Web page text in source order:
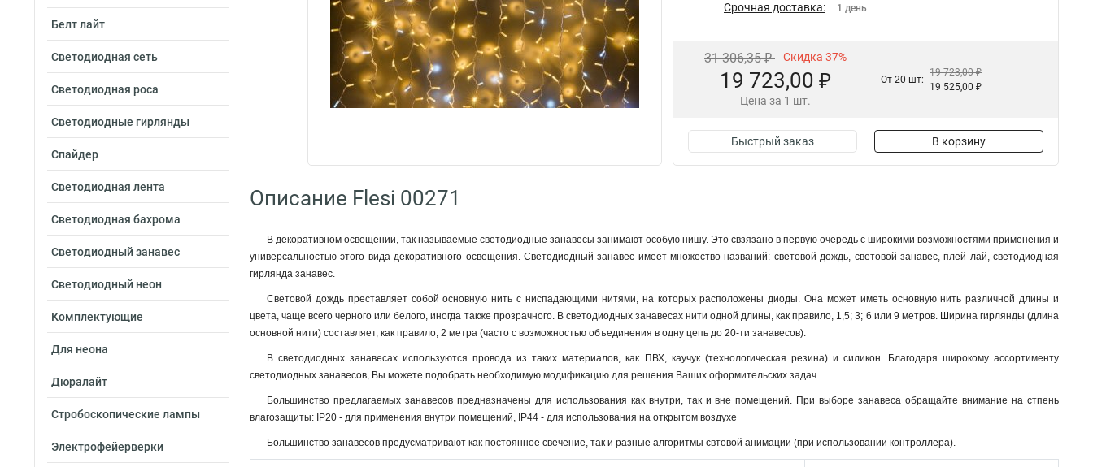
Белт лайт
Светодиодная сеть
Светодиодная роса
Светодиодные гирлянды
Спайдер
Светодиодная лента
Светодиодная бахрома
Светодиодный занавес
Светодиодный неон
Комплектующие
Для неона
Дюралайт
Стробоскопические лампы
Электрофейерверки
Срочная доставка: 1 день
31 306,35 ₽ Скидка 37%
19 723,00 ₽
Цена за 1 шт.
От 20 шт:
19 723,00 ₽
19 525,00 ₽
Быстрый заказ В корзину
Описание Flesi 00271
В декоративном освещении, так называемые светодиодные занавесы занимают особую нишу. Это свзязано в первую очередь с широкими возможностями применения и
универсальностью этого вида декоративного освещения. Светодиодный занавес имеет множество названий: световой дождь, световой занавес, плей лай, светодиодная
гирлянда занавес.
Световой дождь преставляет собой основную нить с ниспадающими нитями, на которых расположены диоды. Она может иметь основную нить различной длины и
цвета, чаще всего черного или белого, иногда также прозрачного. В светодиодных занавесах нити одной длины, как правило, 1,5; 3; 6 или 9 метров. Ширина гирлянды (длина
основной нити) составляет, как правило, 2 метра (часто с возможностью объединения в одну цепь до 20-ти занавесов).
В светодиодных занавесах используются провода из таких материалов, как ПВХ, каучук (технологическая резина) и силикон. Благодаря широкому ассортименту
светодиодных занавесов, Вы можете подобрать необходимую модификацию для решения Ваших оформительских задач.
Большинство предлагаемых занавесов предназначены для использования как внутри, так и вне помещений. При выборе занавеса обращайте внимание на стпень
влагозащиты: IP20 - для применения внутри помещений, IP44 - для использования на открытом воздухе
Большинство занавесов предусматривают как постоянное свечение, так и разные алгоритмы свтовой анимации (при использовании контроллера).